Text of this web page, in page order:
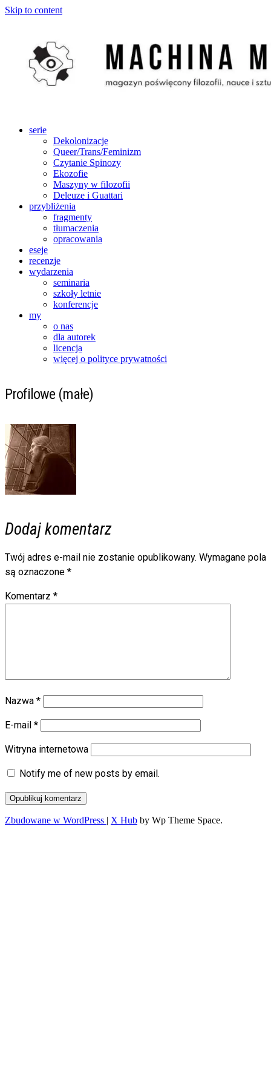
Skip to content
serie
Dekolonizacje
Queer/Trans/Feminizm
Czytanie Spinozy
Ekozofie
Maszyny w filozofii
Deleuze i Guattari
przybliżenia
fragmenty
tłumaczenia
opracowania
eseje
recenzje
wydarzenia
seminaria
szkoły letnie
konferencje
my
o nas
dla autorek
licencja
więcej o polityce prywatności
Profilowe (małe)
Dodaj komentarz
Twój adres e-mail nie zostanie opublikowany. Wymagane pola
są oznaczone *
Komentarz *
Nazwa *
E-mail *
Witryna internetowa
Notify me of new posts by email.
Zbudowane w WordPress | X Hub by Wp Theme Space.